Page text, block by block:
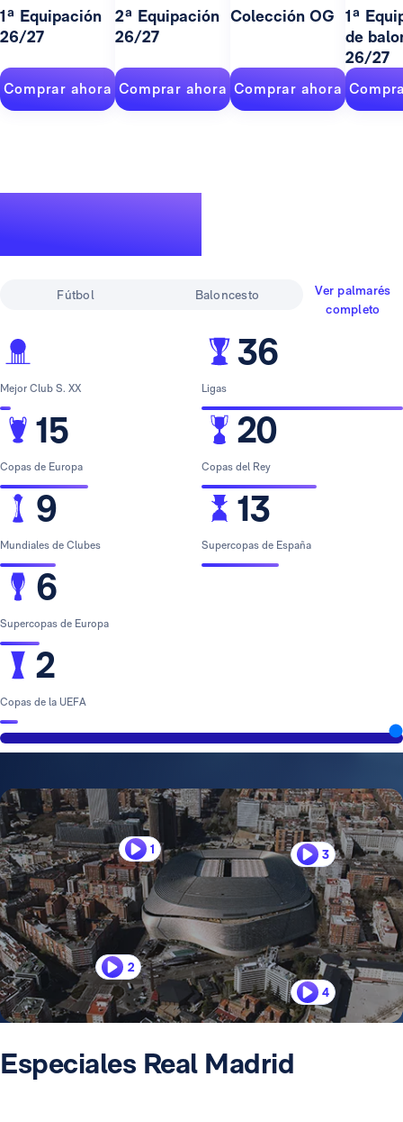
1ª Equipación
26/27
Comprar ahora
2ª Equipación
26/27
Comprar ahora
Colección OG
Comprar ahora
1ª
de
26/27
Fútbol Baloncesto
Ver palmarés
completo
Mejor Club S. XX
15
Copas de Europa
9
Mundiales de Clubes
6
Supercopas de Europa
2
Copas de la UEFA
36
Ligas
20
Copas del Rey
13
Supercopas de España
1
2
3
4
Especiales Real Madrid